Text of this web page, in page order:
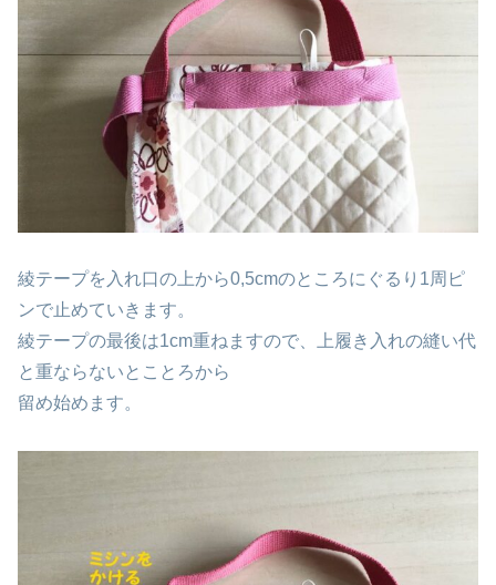
綾テープを入れ口の上から0,5cmのところにぐるり1周ピ
ンで止めていきます。
綾テープの最後は1cm重ねますので、上履き入れの縫い代
と重ならないとことろから
留め始めます。